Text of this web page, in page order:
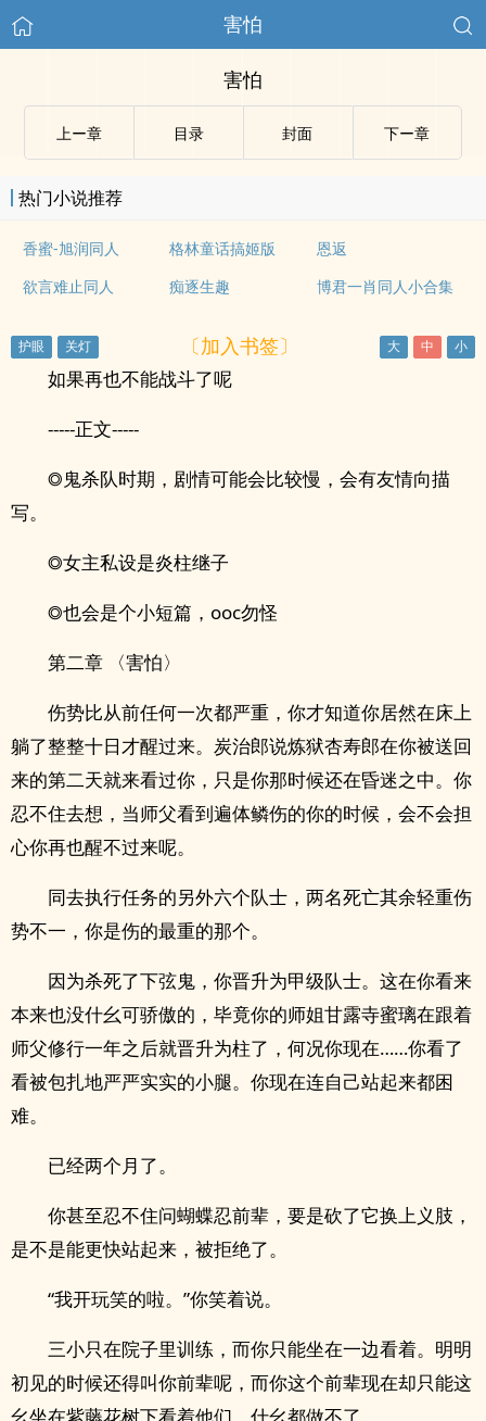
害怕
害怕
上ー章 目录 封面 下ー章
热门小说推荐
香蜜-旭润同人 格林童话搞姬版
恩返
欲言难止同人
痴逐生趣 博君一肖同人小合集
〔加入书签〕
如果再也不能战斗了呢
-----正文-----
◎鬼杀队时期，剧情可能会比较慢，会有友情向描
写。
◎女主私设是炎柱继子
◎也会是个小短篇，ooc勿怪
第二章 〈害怕〉
伤势比从前任何一次都严重，你才知道你居然在床上
躺了整整十日才醒过来。炭治郎说炼狱杏寿郎在你被送回
来的第二天就来看过你，只是你那时候还在昏迷之中。你
忍不住去想，当师父看到遍体鳞伤的你的时候，会不会担
心你再也醒不过来呢。
同去执行任务的另外六个队士，两名死亡其余轻重伤
势不一，你是伤的最重的那个。
因为杀死了下弦鬼，你晋升为甲级队士。这在你看来
本来也没什幺可骄傲的，毕竟你的师姐甘露寺蜜璃在跟着
师父修行一年之后就晋升为柱了，何况你现在……你看了
看被包扎地严严实实的小腿。你现在连自己站起来都困
难。
已经两个月了。
你甚至忍不住问蝴蝶忍前辈，要是砍了它换上义肢，
是不是能更快站起来，被拒绝了。
“我开玩笑的啦。”你笑着说。
三小只在院子里训练，而你只能坐在一边看着。明明
初见的时候还得叫你前辈呢，而你这个前辈现在却只能这